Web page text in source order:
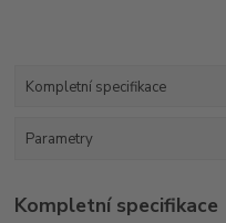
Kompletní specifikace
Parametry
Kompletní specifikace